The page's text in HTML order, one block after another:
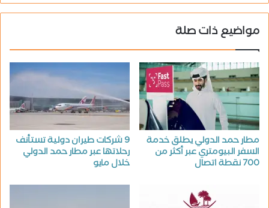
مواضيع ذات صلة
مطار حمد الدولي يطلق خدمة
السفر البيومتري عبر أكثر من
700 نقطة اتصال
9 شركات طيران دولية تستأنف
رحلاتها عبر مطار حمد الدولي
خلال مايو